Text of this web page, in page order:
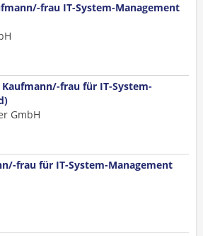
frau IT-System-Management
frau für IT-System-
GmbH
frau für IT-System-Management